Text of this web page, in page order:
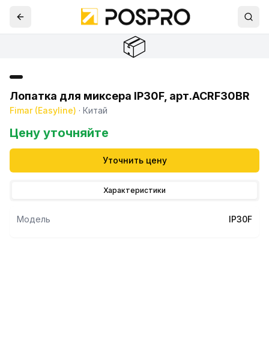
📦
Лопатка для миксера IP30F, арт.ACRF30BR
Fimar (Easyline) · Китай
Цену уточняйте
Уточнить цену
Характеристики
Модель IP30F